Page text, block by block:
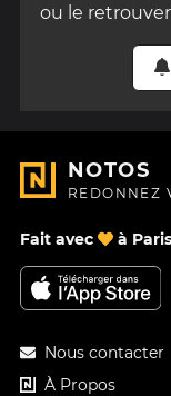
ou le
NOTOS
REDONNEZ
Fait avec à Paris
Nous contacter
À Propos